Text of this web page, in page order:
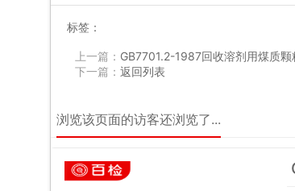
标签：
上一篇： GB7701.2-1987回收溶剂用煤质颗
下一篇： 返回列表
浏览该页面的访客还浏览了...